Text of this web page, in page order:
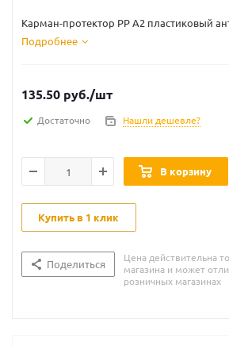
Карман-протектор PP A2 пластиковый
Подробнее
135.50 руб./шт
Достаточно Нашли дешевле?
В корзину
Купить в 1 клик
Поделиться
Цена действительна
магазина и может
розничных магазинах